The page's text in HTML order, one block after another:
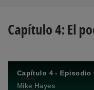
Capítulo 4: El
Capítulo 4 - Episodio
Mike Hayes